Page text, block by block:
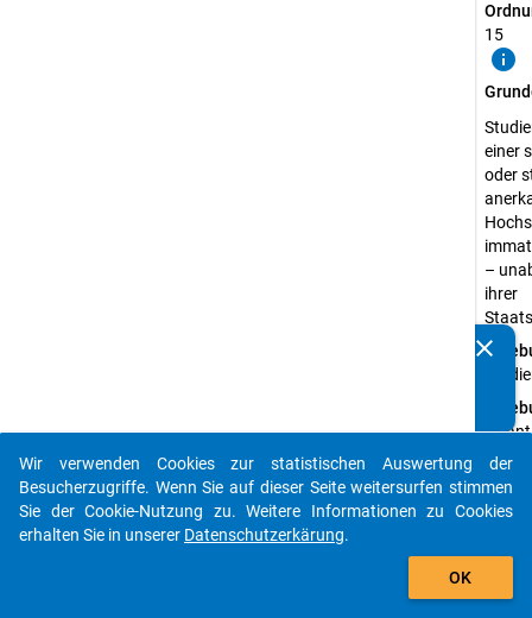
15
info
einer
oder
–
ihrer
Daten
clear
auto_stories
add_shopping_cart
Wir verwenden Cookies zur statistischen Auswertung der
Besucherzugriffe. Wenn Sie auf dieser Seite weitersurfen stimmen
Sie der Cookie-Nutzung zu. Weitere Informationen zu Cookies
erhalten Sie in unserer Datenschutzerkärung.
OK